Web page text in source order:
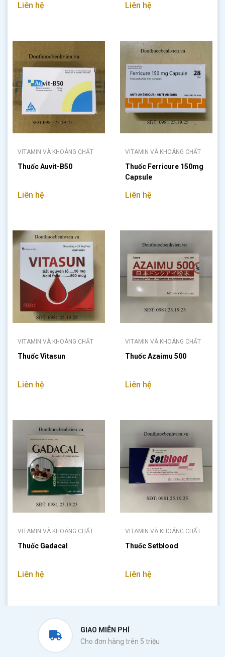
Liên hệ Liên hệ
VITAMIN VÀ KHOÁNG CHẤT
Thuốc Auvit-B50
Liên hệ
VITAMIN VÀ KHOÁNG CHẤT
Thuốc Ferricure 150mg
Capsule
Liên hệ
VITAMIN VÀ KHOÁNG CHẤT
Thuốc Vitasun
Liên hệ
VITAMIN VÀ KHOÁNG CHẤT
Thuốc Azaimu 500
Liên hệ
VITAMIN VÀ KHOÁNG CHẤT
Thuốc Gadacal
Liên hệ
VITAMIN VÀ KHOÁNG CHẤT
Thuốc Setblood
Liên hệ
GIAO MIỄN PHÍ
Cho đơn hàng trên 5 triệu